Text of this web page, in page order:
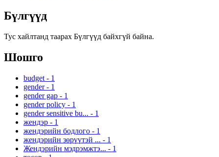
Бүлгүүд
Тус хайлтанд таарах Бүлгүүд байхгүй байна.
Шошго
budget - 1
gender - 1
gender gap - 1
gender policy - 1
gender sensitive bu... - 1
жендэр - 1
жендэрийн бодлого - 1
жендэрийн зөрүүтэй ... - 1
Жендэрийн мэдрэмжтэ... - 1